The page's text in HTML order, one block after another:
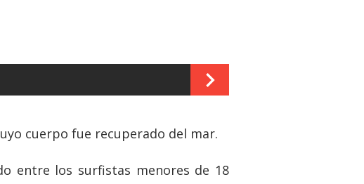
cuerpo fue recuperado del mar.
entre los surfistas menores de 18